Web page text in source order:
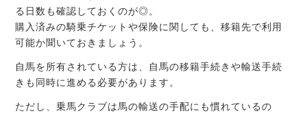
る日数も確認しておくのが◎。
購入済みの騎乗チケットや保険に関しても、移籍先で利用
可能か聞いておきましょう。
自馬を所有されている方は、自馬の移籍手続きや輸送手続
きも同時に進める必要があります。
ただし、乗馬クラブは馬の輸送の手配にも慣れているの